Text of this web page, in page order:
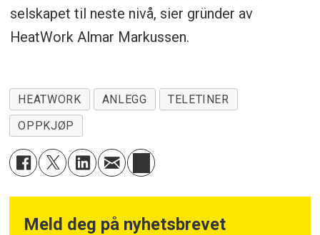
selskapet til neste nivå, sier gründer av
HeatWork Almar Markussen.
HEATWORK ANLEGG
TELETINER
OPPKJØP
Meld deg på nyhetsbrevet